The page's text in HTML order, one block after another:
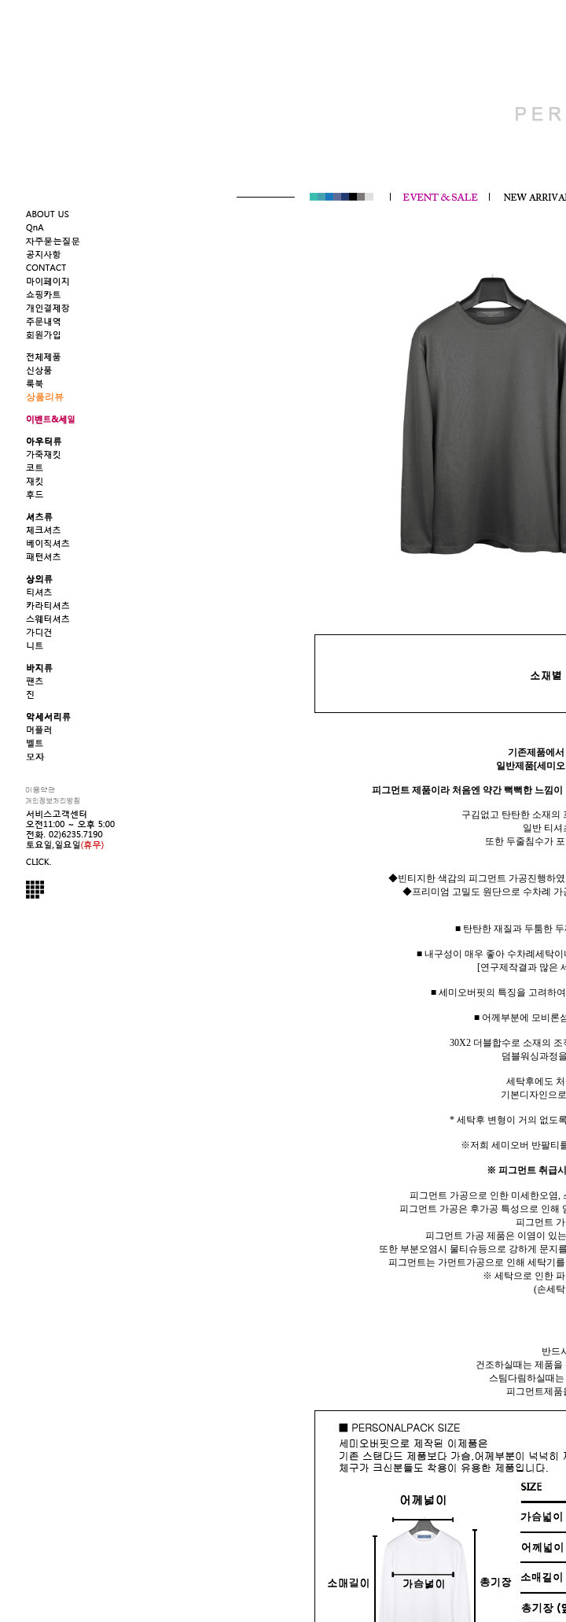
기존제품에
일반제품[세미
피그먼트 제품이라 처음엔 약간 뻑뻑한 느낌
구김없고 탄탄한 소재의
일반 티셔
또한 두줄침수가
◆빈티지한 색감의 피그먼트 가공진행하
◆프리미엄 고밀도 원단으로 수차례
■ 탄탄한 재질과 두툼한
■ 내구성이 매우 좋아 수차례세탁
[연구제작결과 많은
■ 세미오버핏의 특징을 고려하
■ 어께부분에 모비론
30X2 더블합수로 소재의
덤블워싱과정
세탁후에도
기본디자인으
* 세탁후 변형이 거의 없도
※저희 세미오버 반팔티
※ 피그먼트 취급
피그먼트 가공으로 인한 미세한오염,
피그먼트 가공은 후가공 특성으로 인해
피그먼트
피그먼트 가공 제품은 이염이 있
또한 부분오염시 물티슈등으로 강하게 문지
피그먼트는 가먼트가공으로 인해 세탁기
※ 세탁으로 인한
(손세
반드
건조하실때는 제품
스팀다림하실때
피그먼트제품